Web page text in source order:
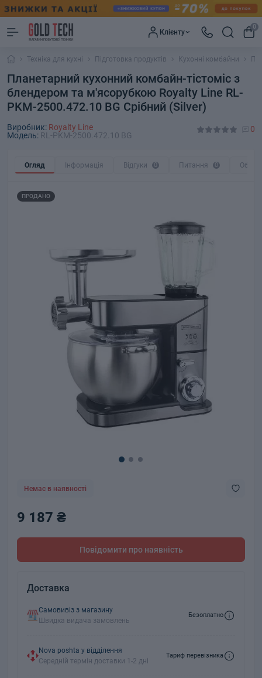
Клієнту
0
Техніка для кухні Підготовка продуктів Кухонні комбайни
Планетарний кухонний комбайн-тістоміс з
блендером та м'ясорубкою Royalty Line RL-
PKM-2500.472.10 BG Срібний (Silver)
Виробник: Royalty Line
Модель: RL-PKM-2500.472.10 BG
0
Огляд Інформація Відгуки 0 Питання 0 Обмін
ПРОДАНО
Немає в наявності
9 187 ₴
Повідомити про наявність
Доставка
Самовивіз з магазину
Швидка видача замовлень
Безоплатно
Nova poshta у відділення
Середній термін доставки 1-2 дні
Тариф перевізника